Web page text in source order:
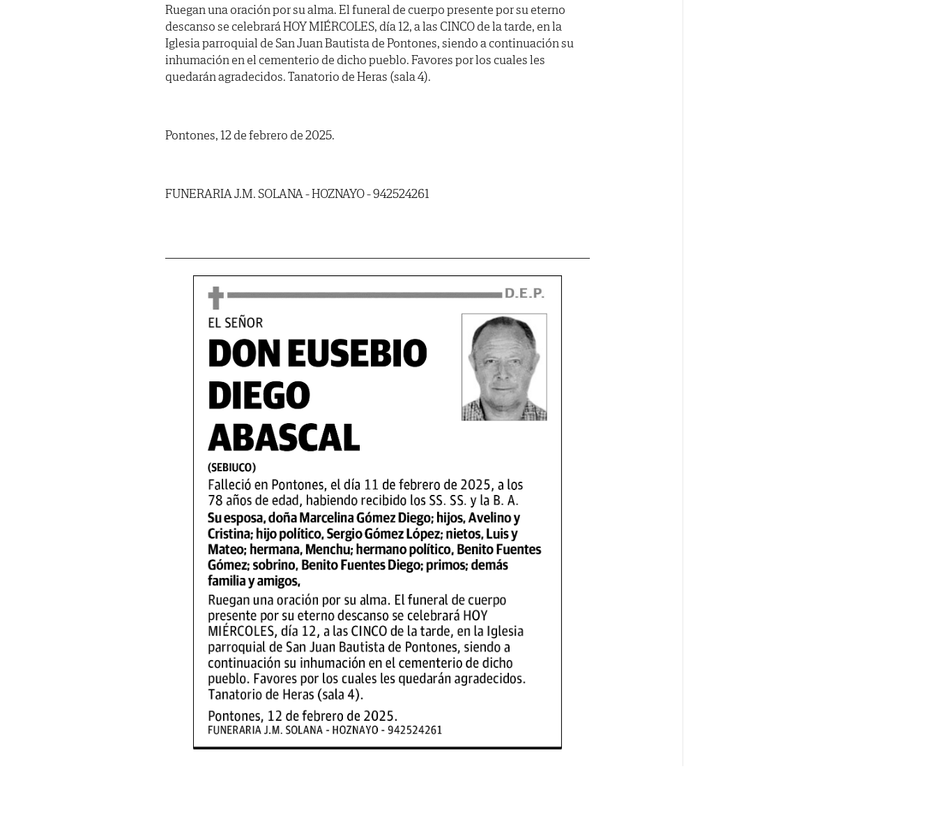
Ruegan una oración por su alma. El funeral de cuerpo presente por su eterno
descanso se celebrará HOY MIÉRCOLES, día 12, a las CINCO de la tarde, en la
Iglesia parroquial de San Juan Bautista de Pontones, siendo a continuación su
inhumación en el cementerio de dicho pueblo. Favores por los cuales les
quedarán agradecidos. Tanatorio de Heras (sala 4).
Pontones, 12 de febrero de 2025.
FUNERARIA J.M. SOLANA - HOZNAYO - 942524261